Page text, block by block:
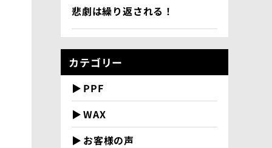
悲劇は繰り返される！
カテゴリー
PPF
WAX
お客様の声